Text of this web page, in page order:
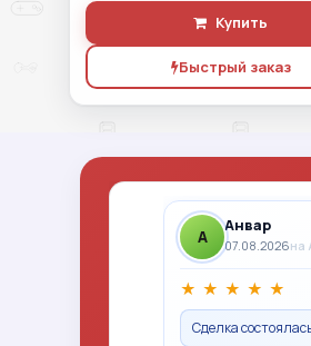
Купить
Быстрый заказ
A
Анвар
07.08.2026на
★ ★ ★ ★ ★
Сделка состоялась